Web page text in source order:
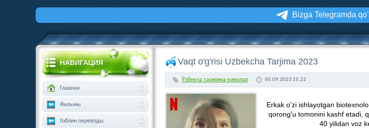
Bizga Telegramda
Vaqt o'g'risi Uzbekcha Tarjima 2023
Ўзбекча таржима кинолар 05.09.2023 15:22
Erkak o'zi ishlayotgan
qorong'u tomonini kashf etadi,
40 yilidan voz
НАВИГАЦИЯ
Главная
Фильмы
Гоблин переводы